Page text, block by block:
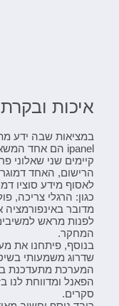
איכות
במציאות שבה ידע
ipanel הם אחד המשאבים החשובים שקיימים אצלנו.
קיימים שני שאלוני
הרישום, האחד
לאסוף מידע סוציו
כגון: הרגלי צריכה,
מדובר
לפנות מראש
המחקר.
בנוסף, פיתחנו את
שדרוג משמעותי
המערכת מתעדכנת
הפאנל ומדווחת לנו
סקרים.